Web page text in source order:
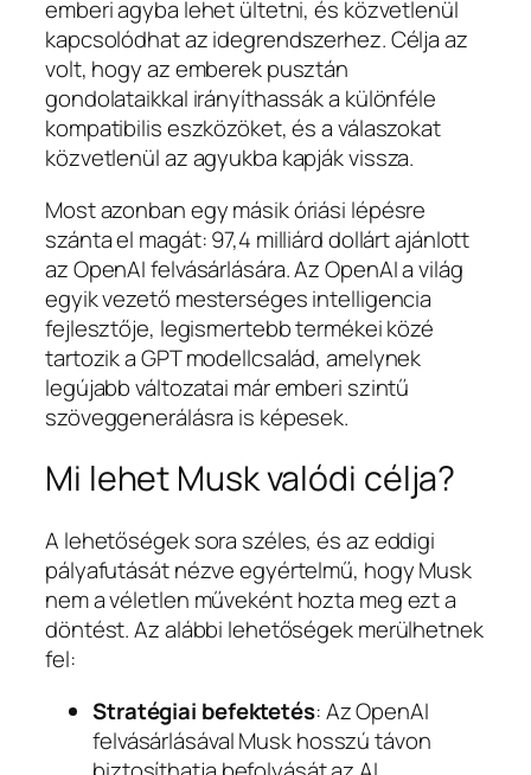
emberi agyba lehet ültetni, és közvetlenül
kapcsolódhat az idegrendszerhez. Célja az
volt, hogy az emberek pusztán
gondolataikkal irányíthassák a különféle
kompatibilis eszközöket, és a válaszokat
közvetlenül az agyukba kapják vissza.
Most azonban egy másik óriási lépésre
szánta el magát: 97,4 milliárd dollárt ajánlott
az OpenAI felvásárlására. Az OpenAI a világ
egyik vezető mesterséges intelligencia
fejlesztője, legismertebb termékei közé
tartozik a GPT modellcsalád, amelynek
legújabb változatai már emberi szintű
szöveggenerálásra is képesek.
Mi lehet Musk valódi célja?
A lehetőségek sora széles, és az eddigi
pályafutását nézve egyértelmű, hogy Musk
nem a véletlen műveként hozta meg ezt a
döntést. Az alábbi lehetőségek merülhetnek
fel:
Stratégiai befektetés: Az OpenAI
felvásárlásával Musk hosszú távon